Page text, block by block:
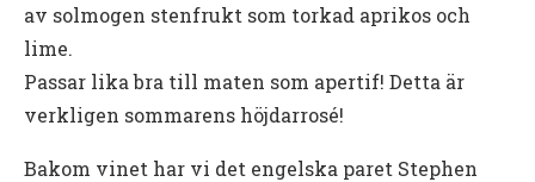
av solmogen stenfrukt som torkad aprikos och
lime.
Passar lika bra till maten som apertif! Detta är
verkligen sommarens höjdarrosé!
Bakom vinet har vi det engelska paret Stephen